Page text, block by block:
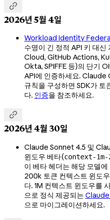

2026년 5월 4일
Workload Identity
수명이 긴 정적 API 키 대
Cloud, GitHub Actions,
Okta, SPIFFE 등)의 단기
API에 인증하세요. Claude
규칙을 구성하면 SDK가 토
다. 인증을 참조하세요.

2026년 4월 30일
Claude Sonnet 4.5 및
윈도우 베타(context-1m-
이 베타 헤더는 해당 모델
200k 토큰 컨텍스트 윈도
다. 1M 컨텍스트 윈도우를
으로 정식 제공되는
으로 마이그레이션하세요.